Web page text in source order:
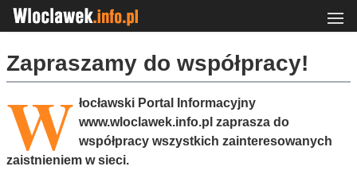
Zapraszamy do współpracy!
W łocławski Portal Informacyjny
www.wloclawek.info.pl zaprasza do
współpracy wszystkich zainteresowanych
zaistnieniem w sieci.